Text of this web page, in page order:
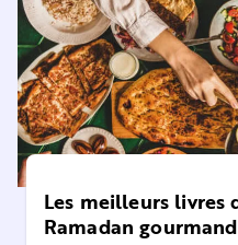
Les meilleurs livres
Ramadan gourmand